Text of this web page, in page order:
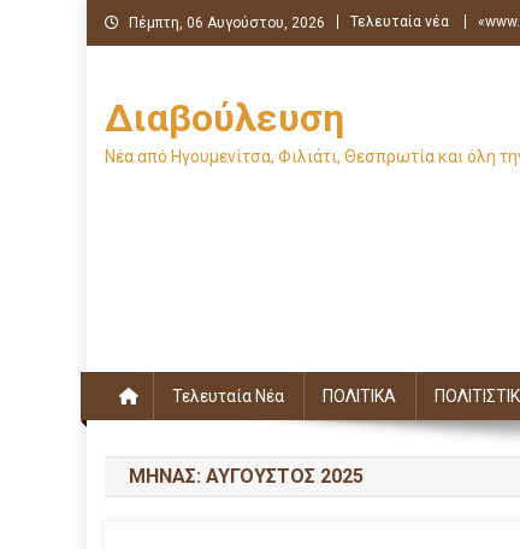
Μεταπηδήστε
στο
Πέμπτη, 06 Αυγούστου, 2026 Τελευταία νέα
Διαβούλευση
Νέα από Ηγουμενίτσα, Φιλιάτι, Θεσπρωτία και όλη
Τελευταία Νέα ΠΟΛΙΤΙΚΑ
ΜΉΝΑΣ: ΑΎΓΟΥΣΤΟΣ 2025